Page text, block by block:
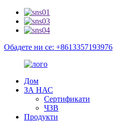
Обадете ни се: +8613357193976
Дом
ЗА НАС
Сертификати
ЧЗВ
Продукти